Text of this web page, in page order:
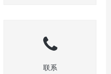
联系